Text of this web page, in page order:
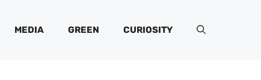
MEDIA GREEN CURIOSITY